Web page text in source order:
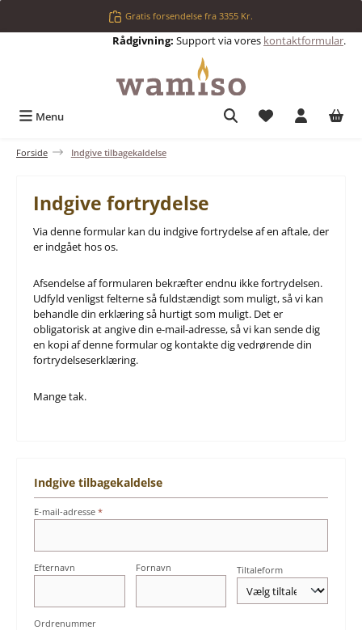
Gratis forsendelse fra 3355 Kr.
Rådgivning: Support via vores kontaktformular.
Menu Du har 0
Forside Indgive tilbagekaldelse
Indgive fortrydelse
Via denne formular kan du indgive fortrydelse af en aftale, der
er indgået hos os.
Afsendelse af formularen bekræfter endnu ikke fortrydelsen.
Udfyld venligst felterne så fuldstændigt som muligt, så vi kan
behandle din erklæring så hurtigt som muligt. Det er
obligatorisk at angive din e-mail-adresse, så vi kan sende dig
en kopi af denne formular og kontakte dig vedrørende din
fortrydelseserklæring.
Mange tak.
Indgive tilbagekaldelse
E-mail-adresse *
Efternavn Fornavn Tiltaleform
Ordrenummer